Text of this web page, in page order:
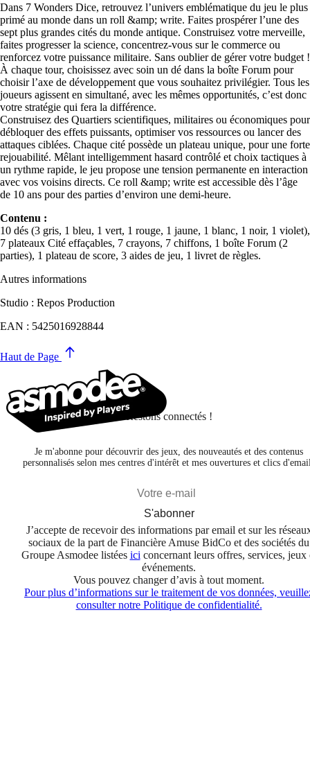
Dans 7 Wonders Dice, retrouvez l’univers emblématique du jeu le plus
primé au monde dans un roll &amp; write. Faites prospérer l’une des
sept plus grandes cités du monde antique. Construisez votre merveille,
faites progresser la science, concentrez-vous sur le commerce ou
renforcez votre puissance militaire. Sans oublier de gérer votre budget !
À chaque tour, choisissez avec soin un dé dans la boîte Forum pour
choisir l’axe de développement que vous souhaitez privilégier. Tous les
joueurs agissent en simultané, avec les mêmes opportunités, c’est donc
votre stratégie qui fera la différence.
Construisez des Quartiers scientifiques, militaires ou économiques pour
débloquer des effets puissants, optimiser vos ressources ou lancer des
attaques ciblées. Chaque cité possède un plateau unique, pour une forte
rejouabilité. Mêlant intelligemment hasard contrôlé et choix tactiques à
un rythme rapide, le jeu propose une tension permanente en interaction
avec vos voisins directs. Ce roll &amp; write est accessible dès l’âge
de 10 ans pour des parties d’environ une demi-heure.
Contenu :
10 dés (3 gris, 1 bleu, 1 vert, 1 rouge, 1 jaune, 1 blanc, 1 noir, 1 violet),
7 plateaux Cité effaçables, 7 crayons, 7 chiffons, 1 boîte Forum (2
parties), 1 plateau de score, 3 aides de jeu, 1 livret de règles.
Autres informations
Studio : Repos Production
EAN : 5425016928844
Haut de Page
Restons connectés !
Je m'abonne pour découvrir des jeux, des nouveautés et des contenus
personnalisés selon mes centres d'intérêt et mes ouvertures et clics
S'abonner
J’accepte de recevoir des informations par email et sur les
sociaux de la part de Financière Amuse BidCo et des sociétés du
Groupe Asmodee listées ici concernant leurs offres, services, jeux
événements.
Vous pouvez changer d’avis à tout moment.
Pour plus d’informations sur le traitement de vos données,
consulter notre Politique de confidentialité.